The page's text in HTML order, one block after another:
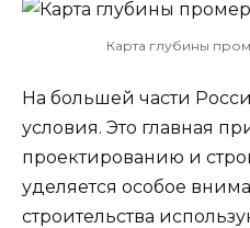
Карта глубины
На большей части
условия. Это главная
проектированию и
уделяется особое
строительства